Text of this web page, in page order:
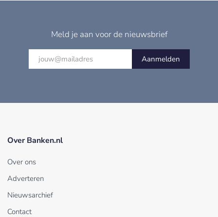
Meld je aan voor de nieuwsbrief
Aanmelden
Over Banken.nl
Over ons
Adverteren
Nieuwsarchief
Contact